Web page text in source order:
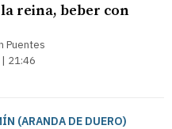
reina, beber con
Puentes
21:46
(ARANDA DE DUERO)